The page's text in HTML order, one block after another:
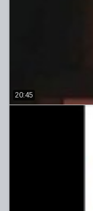
20:45